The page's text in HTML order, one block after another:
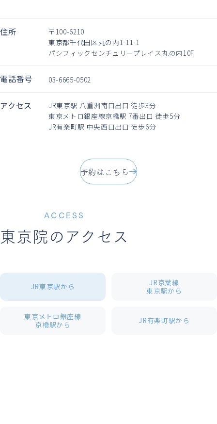
住所
〒100-6210
東京都千代田区丸の内1-11-1
パシフィックセンチュリープレイス丸の内10F
電話番号 03-6665-0502
アクセス
JR東京駅 八重洲南口出口 徒歩3分
東京メトロ銀座線京橋駅 7番出口 徒歩5分
JR有楽町駅 中央西口出口 徒歩6分
予約はこちら
ACCESS
東京院のアクセス
JR東京駅から
JR京葉線
東京駅から
東京メトロ銀座線
京橋駅から
JR有楽町駅から